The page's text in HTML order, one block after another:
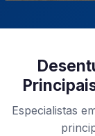
Especialistas